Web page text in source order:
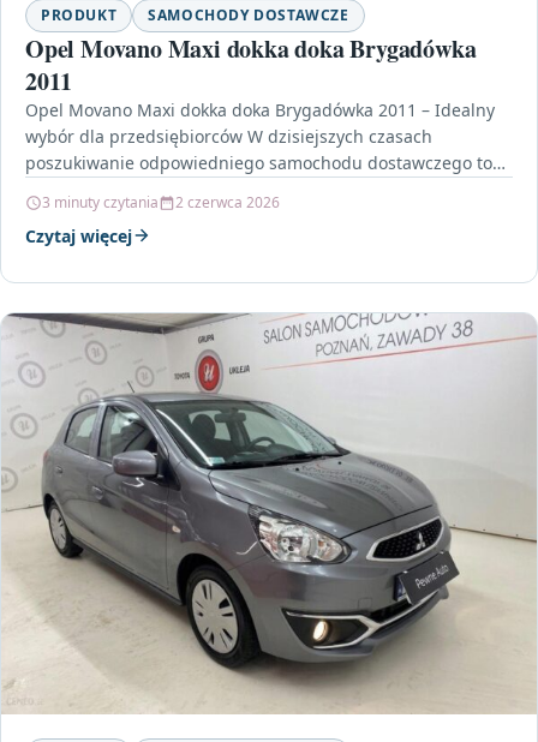
PRODUKT SAMOCHODY DOSTAWCZE
Opel Movano Maxi dokka doka Brygadówka
2011
Opel Movano Maxi dokka doka Brygadówka 2011 – Idealny
wybór dla przedsiębiorców W dzisiejszych czasach
poszukiwanie odpowiedniego samochodu dostawczego to
3 minuty czytania 2 czerwca 2026
Czytaj więcej